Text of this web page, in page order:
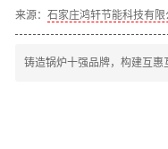
来源： 石家庄鸿轩节能科技有限
铸造锅炉十强品牌，构建互惠